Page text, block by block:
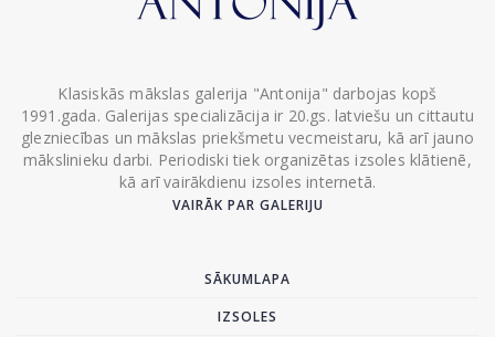
Klasiskās mākslas galerija "Antonija" darbojas kopš
1991.gada. Galerijas specializācija ir 20.gs. latviešu un cittautu
glezniecības un mākslas priekšmetu vecmeistaru, kā arī jauno
mākslinieku darbi. Periodiski tiek organizētas izsoles klātienē,
kā arī vairākdienu izsoles internetā.
VAIRĀK PAR GALERIJU
SĀKUMLAPA
IZSOLES